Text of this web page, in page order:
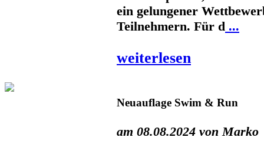
ein gelungener
Teilnehmern. Für d ...
weiterlesen
Neuauflage Swim & Run
am 08.08.2024 von Marko